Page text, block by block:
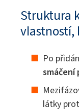
Struktura
vlastností,
Po
smáčení
látky